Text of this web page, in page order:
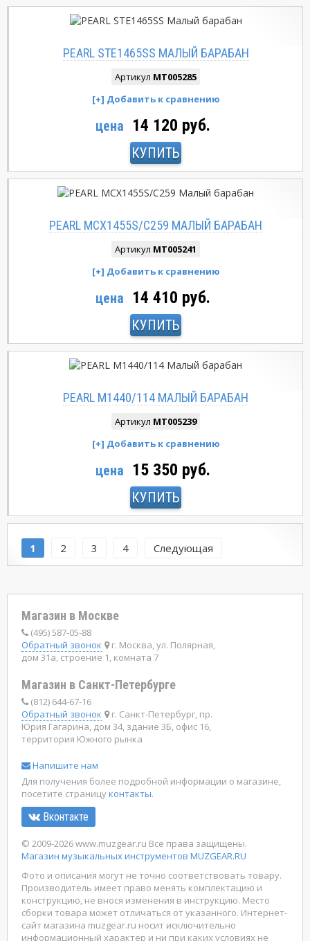
PEARL STE1465SS МАЛЫЙ БАРАБАН
Артикул MT005285
цена 14 120 руб.
КУПИТЬ
PEARL MCX1455S/C259 МАЛЫЙ БАРАБАН
Артикул MT005241
цена 14 410 руб.
КУПИТЬ
PEARL M1440/114 МАЛЫЙ БАРАБАН
Артикул MT005239
цена 15 350 руб.
КУПИТЬ
1 2 3 4 Следующая
Магазин в Москве
(495) 587-05-88
Обратный звонок
г. Москва, ул. Полярная,
дом 31а, строение 1, комната 7
Магазин в Санкт-Петербурге
(812) 644-67-16
Обратный звонок
г. Санкт-Петербург, пр.
Юрия Гагарина, дом 34, здание 3Б, офис 16,
территория Южного рынка
Напишите нам
Для получения более подробной информации о магазине,
посетите страницуконтакты.
Вконтакте
© 2009-2026 www.muzgear.ru Все права защищены.
Магазин музыкальных инструментов MUZGEAR.RU
Фото и описания могут не точно соответствовать товару.
Производитель имеет право менять комплектацию и
конструкцию, не внося изменения в инструкцию. Место
сборки товара может отличаться от указанного. Интернет-
сайт магазина muzgear.ru носит исключительно
информационный характер и ни при каких условиях не